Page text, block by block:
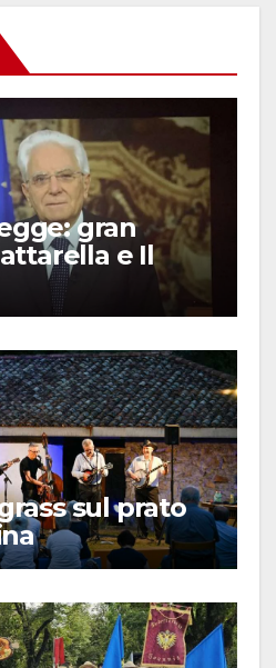
gran
e Il
sul prato